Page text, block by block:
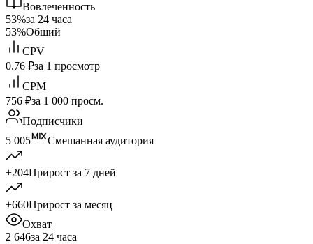
Вовлеченность
53%за 24 часа
53%Общий
CPV
0.76 ₽за 1 просмотр
CPM
756 ₽за 1 000 просм.
Подписчики
5 005
Смешанная аудитория
+204Прирост за 7 дней
+660Прирост за месяц
Охват
2 646за 24 часа